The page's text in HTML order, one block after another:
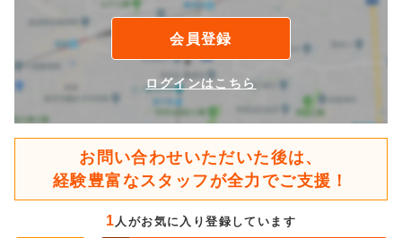
会員登録
ログインはこちら
お問い合わせいただいた後は、
経験豊富なスタッフが全力でご支援！
1人がお気に入り登録しています